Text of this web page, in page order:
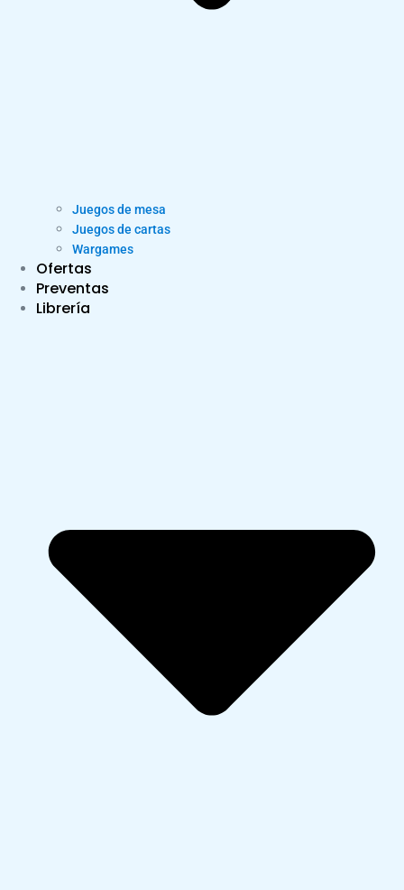
Juegos de mesa
Juegos de cartas
Wargames
Ofertas
Preventas
Librería